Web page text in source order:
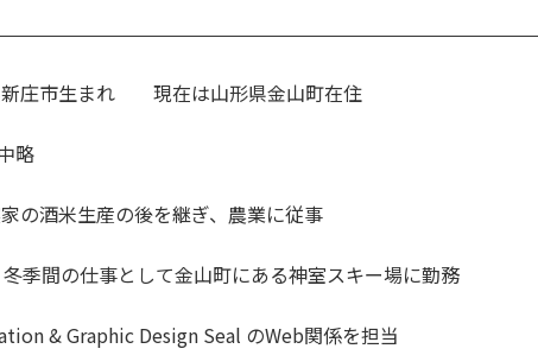
庄市生まれ 現在は山形県金山町在住
略
の酒米生産の後を継ぎ、農業に従事
季間の仕事として金山町にある神室スキー場に勤務
& Graphic Design Seal のWeb関係を担当